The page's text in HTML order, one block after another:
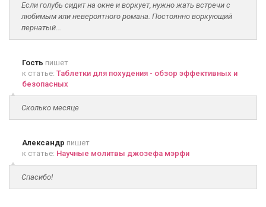
Если голубь сидит на окне и воркует, нужно жать встречи с
любимым или невероятного романа. Постоянно воркующий
пернатый...
Гость пишет
к статье: Таблетки для похудения - обзор эффективных и
безопасных
Сколько месяце
Александр пишет
к статье: Научные молитвы джозефа мэрфи
Спасибо!